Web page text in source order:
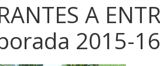
A
2015-16